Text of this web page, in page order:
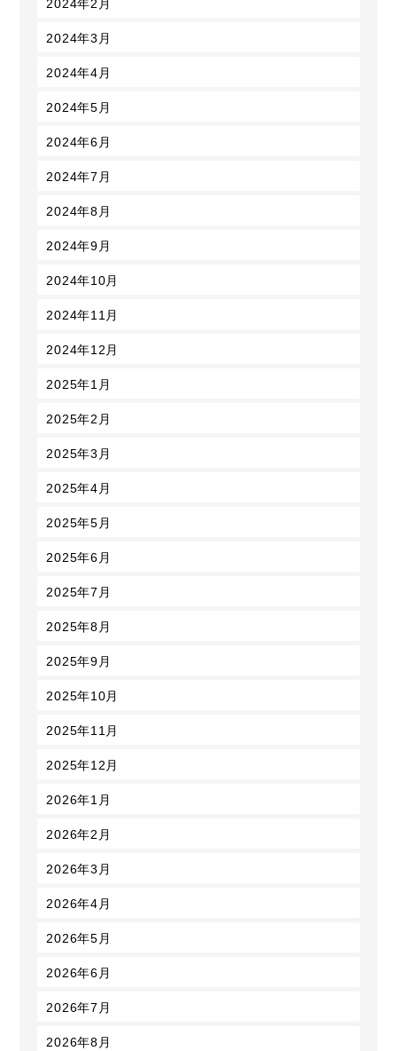
2024年3月
2024年4月
2024年5月
2024年6月
2024年7月
2024年8月
2024年9月
2024年10月
2024年11月
2024年12月
2025年1月
2025年2月
2025年3月
2025年4月
2025年5月
2025年6月
2025年7月
2025年8月
2025年9月
2025年10月
2025年11月
2025年12月
2026年1月
2026年2月
2026年3月
2026年4月
2026年5月
2026年6月
2026年7月
2026年8月